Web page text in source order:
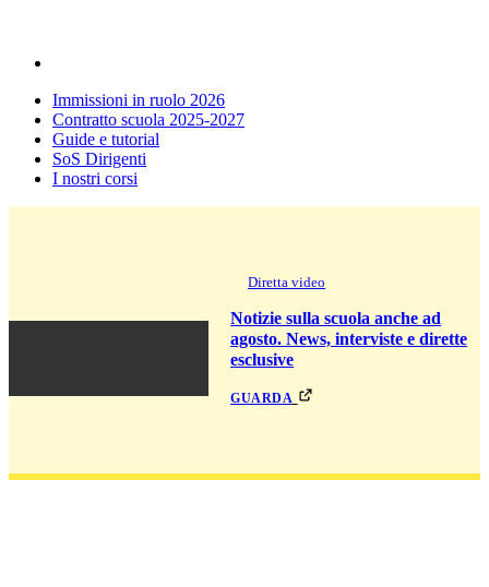
Immissioni in ruolo 2026
Contratto scuola 2025-2027
Guide e tutorial
SoS Dirigenti
I nostri corsi
Diretta video
Notizie sulla scuola anche ad
agosto. News, interviste e dirette
esclusive
guarda